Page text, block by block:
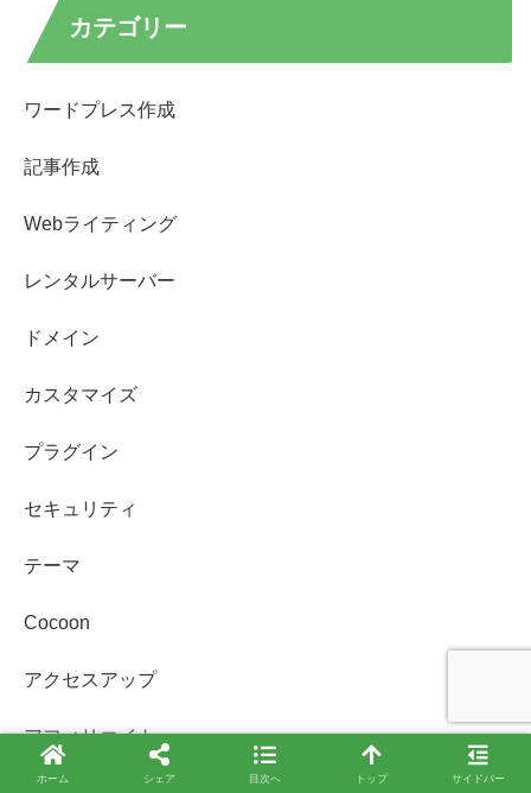
カテゴリー
ワードプレス作成
記事作成
Webライティング
レンタルサーバー
ドメイン
カスタマイズ
プラグイン
セキュリティ
テーマ
Cocoon
アクセスアップ
アフィリエイト
ホーム シェア 目次へ トップ サイドバー